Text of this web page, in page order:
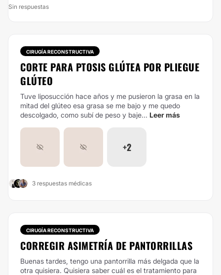
Sin respuestas
CIRUGÍA RECONSTRUCTIVA
CORTE PARA PTOSIS GLÚTEA POR PLIEGUE
GLÚTEO
Tuve liposucción hace años y me pusieron la grasa en la
mitad del glúteo esa grasa se me bajo y me quedo
descolgado, como subí de peso y baje... Leer más
+2
3 respuestas médicas
CIRUGÍA RECONSTRUCTIVA
CORREGIR ASIMETRÍA DE PANTORRILLAS
Buenas tardes, tengo una pantorrilla más delgada que la
otra quisiera. Quisiera saber cuál es el tratamiento para